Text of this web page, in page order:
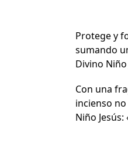
Protege y
sumando
Divino
Con una
incienso
Niño